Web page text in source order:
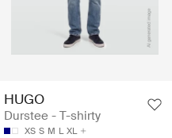
HUGO
Durstee - T-shirty
XS S M L XL